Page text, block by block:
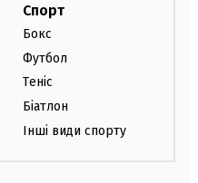
Спорт
Бокс
Футбол
Теніс
Біатлон
Інші види спорту